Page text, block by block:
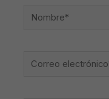
Nombre*
Correo